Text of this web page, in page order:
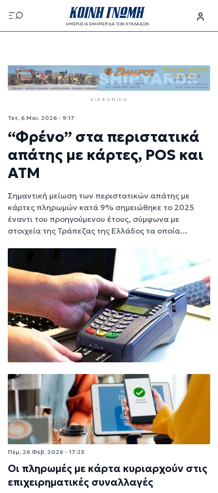
Παράκαμψη προς το κυρίως περιεχόμενο
ΗΜΕΡΗΣΙΑ ΕΦΗΜΕΡΙΔΑ ΤΩΝ ΚΥΚΛΑΔΩΝ
ΔΙΑΦΉΜΙΣΗ
Τετ, 6 Μαι. 2026 - 9:17
“Φρένο” στα περιστατικά
απάτης με κάρτες, POS και
ATM
Σημαντική μείωση των περιστατικών απάτης με
κάρτες πληρωμών κατά 9% σημειώθηκε το 2025
έναντι του προηγούμενου έτους, σύμφωνα με
στοιχεία της Τράπεζας της Ελλάδος τα οποία…
Πέμ, 26 Φεβ. 2026 - 17:25
Οι πληρωμές με κάρτα κυριαρχούν στις
επιχειρηματικές συναλλαγές